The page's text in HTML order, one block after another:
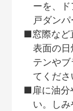
ーを、
戸ダンパ
■窓際など
表面の
テンや
てくださ
■扉に油分
い。しみ